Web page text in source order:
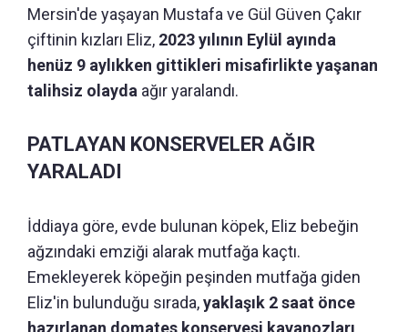
Mersin'de yaşayan Mustafa ve Gül Güven Çakır
çiftinin kızları Eliz, 2023 yılının Eylül ayında
henüz 9 aylıkken gittikleri misafirlikte yaşanan
talihsiz olayda ağır yaralandı.
PATLAYAN KONSERVELER AĞIR
YARALADI
İddiaya göre, evde bulunan köpek, Eliz bebeğin
ağzındaki emziği alarak mutfağa kaçtı.
Emekleyerek köpeğin peşinden mutfağa giden
Eliz'in bulunduğu sırada,yaklaşık 2 saat önce
hazırlanan domates konservesi kavanozları